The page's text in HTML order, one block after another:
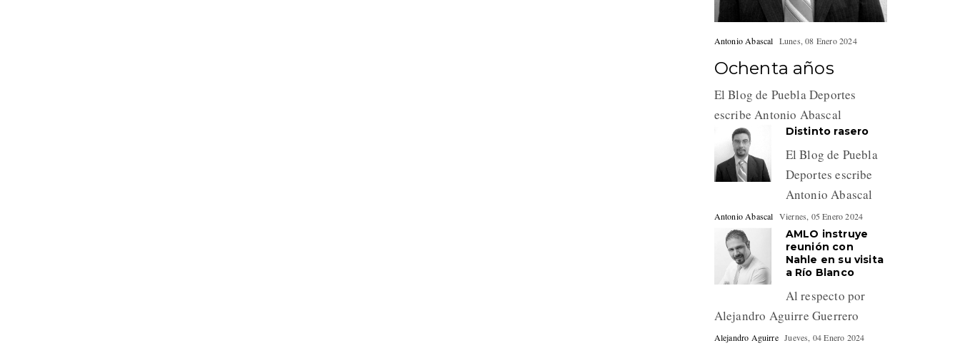
Antonio Abascal Lunes, 08 Enero 2024
Ochenta años
El Blog de Puebla Deportes
escribe Antonio Abascal
Distinto rasero
El Blog de Puebla
Deportes escribe
Antonio Abascal
Antonio Abascal Viernes, 05 Enero 2024
AMLO instruye
reunión con
Nahle en su visita
a Río Blanco
Al respecto por
Alejandro Aguirre Guerrero
Alejandro Aguirre Jueves, 04 Enero 2024